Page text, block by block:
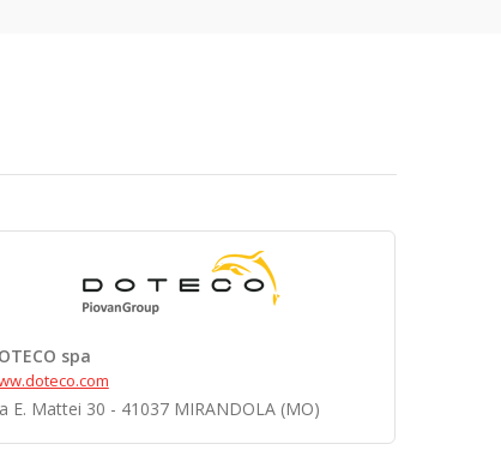
spa
E. Mattei 30 - 41037 MIRANDOLA (MO)